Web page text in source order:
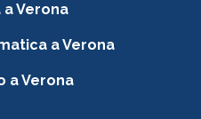
Verona
a Verona
a Verona